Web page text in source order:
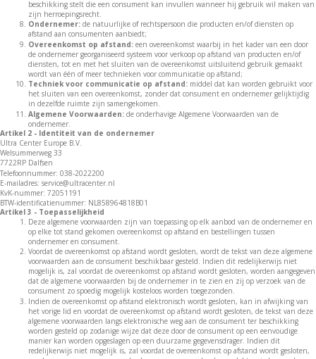
beschikking stelt die een consument kan invullen wanneer hij gebruik wil maken van
zijn herroepingsrecht.
Ondernemer: de natuurlijke of rechtspersoon die producten en/of diensten op
afstand aan consumenten aanbiedt;
Overeenkomst op afstand: een overeenkomst waarbij in het kader van een door
de ondernemer georganiseerd systeem voor verkoop op afstand van producten en/of
diensten, tot en met het sluiten van de overeenkomst uitsluitend gebruik gemaakt
wordt van één of meer technieken voor communicatie op afstand;
Techniek voor communicatie op afstand: middel dat kan worden gebruikt voor
het sluiten van een overeenkomst, zonder dat consument en ondernemer gelijktijdig
in dezelfde ruimte zijn samengekomen.
Algemene Voorwaarden: de onderhavige Algemene Voorwaarden van de
ondernemer.
Artikel 2 - Identiteit van de ondernemer
Ultra Center Europe B.V.
Welsummerweg 33
7722RP Dalfsen
Telefoonnummer: 038-2022200
E-mailadres: service@ultracenter.nl
KvK-nummer: 72051191
BTW-identificatienummer: NL858964818B01
Artikel 3 - Toepasselijkheid
Deze algemene voorwaarden zijn van toepassing op elk aanbod van de ondernemer en
op elke tot stand gekomen overeenkomst op afstand en bestellingen tussen
ondernemer en consument.
Voordat de overeenkomst op afstand wordt gesloten, wordt de tekst van deze algemene
voorwaarden aan de consument beschikbaar gesteld. Indien dit redelijkerwijs niet
mogelijk is, zal voordat de overeenkomst op afstand wordt gesloten, worden aangegeven
dat de algemene voorwaarden bij de ondernemer in te zien en zij op verzoek van de
consument zo spoedig mogelijk kosteloos worden toegezonden.
Indien de overeenkomst op afstand elektronisch wordt gesloten, kan in afwijking van
het vorige lid en voordat de overeenkomst op afstand wordt gesloten, de tekst van deze
algemene voorwaarden langs elektronische weg aan de consument ter beschikking
worden gesteld op zodanige wijze dat deze door de consument op een eenvoudige
manier kan worden opgeslagen op een duurzame gegevensdrager. Indien dit
redelijkerwijs niet mogelijk is, zal voordat de overeenkomst op afstand wordt gesloten,